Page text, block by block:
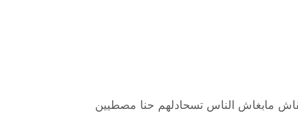
مابغاش الناس تسحادلهم حنا مصطيين